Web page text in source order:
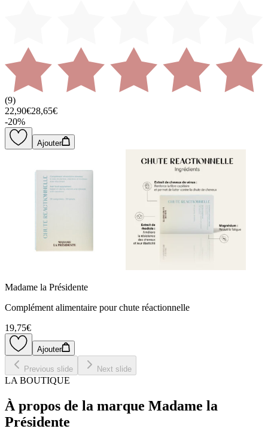
(9)
22,90€28,65€
-20%
Ajouter
Madame la Présidente
Complément alimentaire pour chute réactionnelle
19,75€
Ajouter
Previous slide Next slide
LA BOUTIQUE
À propos de la marque Madame la
Présidente